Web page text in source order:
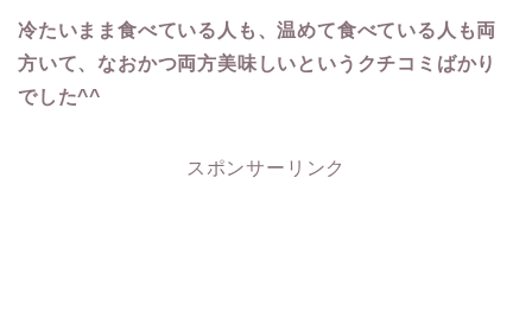
冷たいまま食べている人も、温めて食べている人も両
方いて、なおかつ両方美味しいというクチコミばかり
でした^^
スポンサーリンク